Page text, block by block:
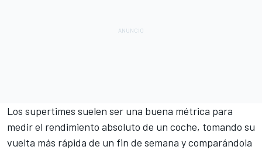
Los supertimes suelen ser una buena métrica para
medir el rendimiento absoluto de un coche, tomando su
vuelta más rápida de un fin de semana y comparándola